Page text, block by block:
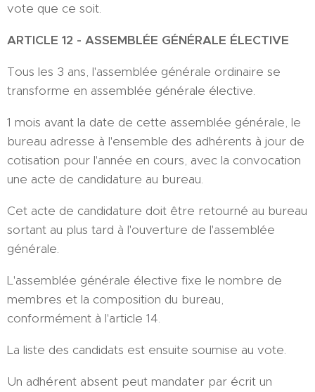
vote que ce soit.
ARTICLE 12 - ASSEMBLÉE GÉNÉRALE ÉLECTIVE
Tous les 3 ans, l'assemblée générale ordinaire se
transforme en assemblée générale élective.
1 mois avant la date de cette assemblée générale, le
bureau adresse à l'ensemble des adhérents à jour de
cotisation pour l'année en cours, avec la convocation
une acte de candidature au bureau.
Cet acte de candidature doit être retourné au bureau
sortant au plus tard à l'ouverture de l'assemblée
générale.
L'assemblée générale élective fixe le nombre de
membres et la composition du bureau,
conformément à l'article 14.
La liste des candidats est ensuite soumise au vote.
Un adhérent absent peut mandater par écrit un